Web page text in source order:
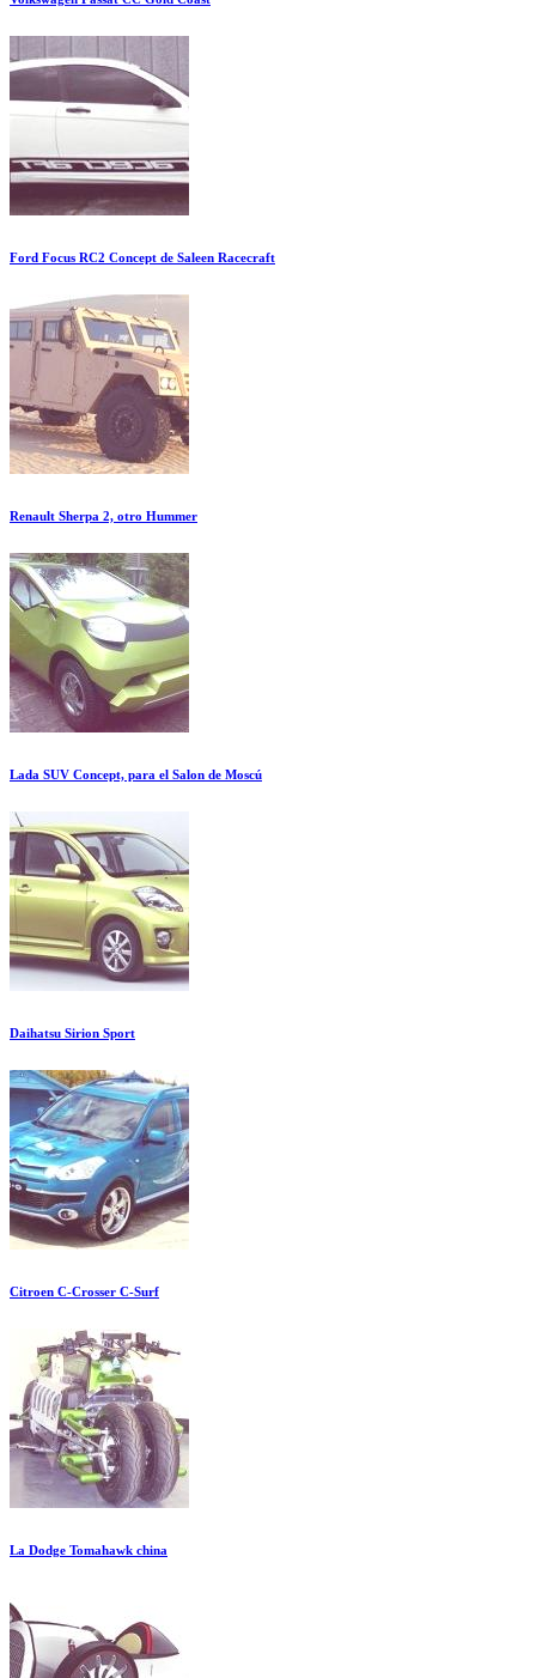
Ford Focus RC2 Concept de Saleen Racecraft
Renault Sherpa 2, otro Hummer
Lada SUV Concept, para el Salon de Moscú
Daihatsu Sirion Sport
Citroen C-Crosser C-Surf
La Dodge Tomahawk china